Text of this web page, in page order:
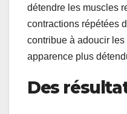
détendre les muscles
contractions répétées
contribue à adoucir les
apparence plus
Des